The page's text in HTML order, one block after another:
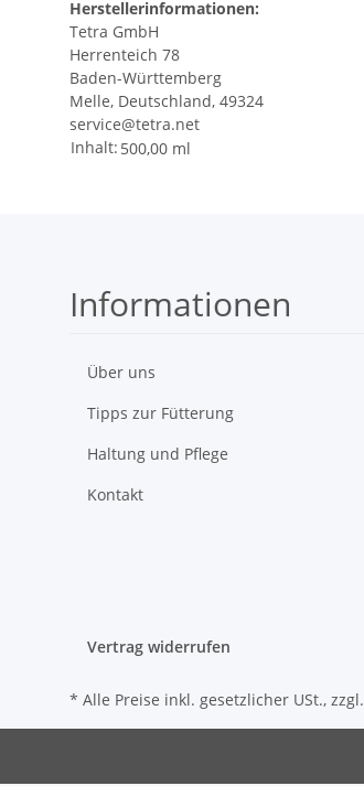
Herstellerinformationen:
Tetra GmbH
Herrenteich 78
Baden-Württemberg
Melle, Deutschland, 49324
service@tetra.net
Inhalt: 500,00 ml
Informationen
Über uns
Tipps zur Fütterung
Haltung und Pflege
Kontakt
Vertrag widerrufen
* Alle Preise inkl. gesetzlicher USt., zzgl.